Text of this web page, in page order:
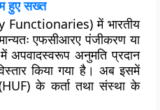
हुए सख्त
Functionaries) में भारतीय
एफसीआरए पंजीकरण या
में अपवादस्वरूप अनुमति प्रदान
किया गया है। अब इसमें
के कर्ता तथा संस्था के